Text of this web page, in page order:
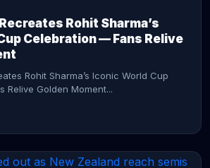
Rohit Sharma’s
Celebration — Fans Relive
Rohit Sharma’s Iconic World Cup
Relive Golden Moment...